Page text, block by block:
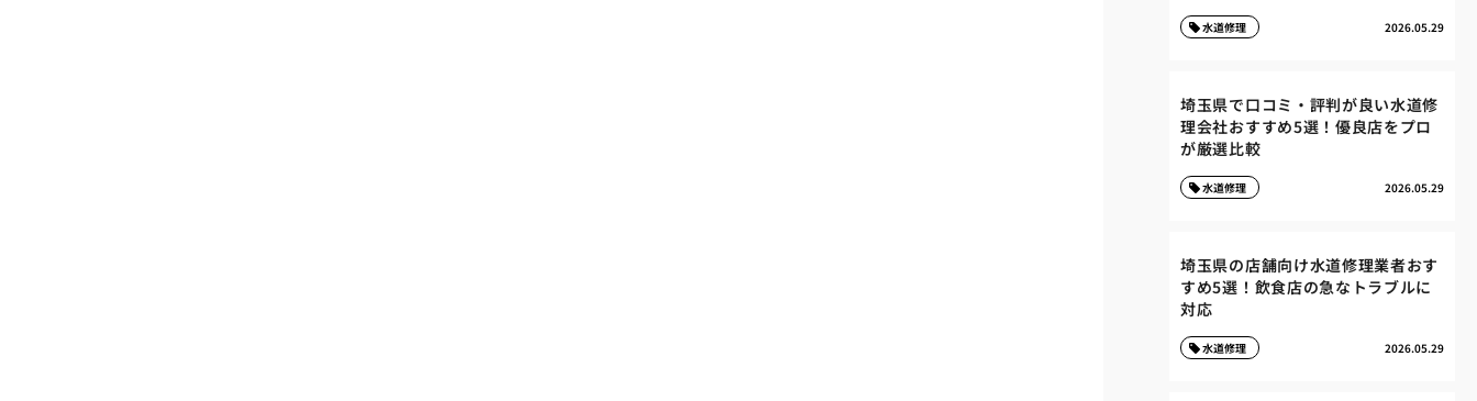
2026.05.29
水道修理
埼玉県で口コミ・評判が良い水道修
理会社おすすめ5選！優良店をプロ
が厳選比較
2026.05.29
水道修理
埼玉県の店舗向け水道修理業者おす
すめ5選！飲食店の急なトラブルに
対応
2026.05.29
水道修理